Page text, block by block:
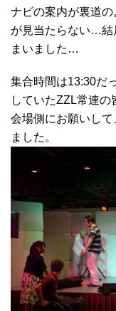
ナビの案内が裏道
が見当たらない…結
まいました…
集合時間は13:30だ
していたZZL常連
会場側にお願いし
ました。